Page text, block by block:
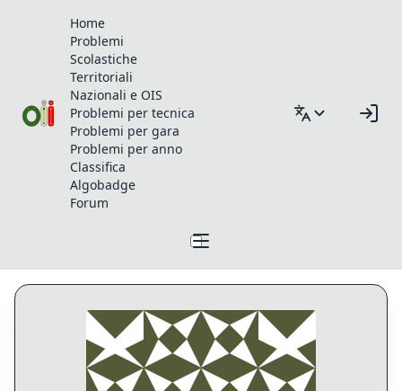
Home
Problemi
Scolastiche
Territoriali
Nazionali e OIS
Problemi per tecnica
Problemi per gara
Problemi per anno
Classifica
Algobadge
Forum
Profilo di fabikali00